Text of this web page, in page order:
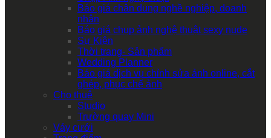
Báo giá chân dung nghề nghiệp, doanh
nhân
Báo giá chụp ảnh nghệ thuật sexy nude
Sự Kiện
Thời trang- Sản phẩm
Wedding Planner
Báo giá dịch vụ chỉnh sửa ảnh online, cắt
ghép, phục chế ảnh
Cho thuê
Studio
Trường quay Mini
Váy cưới